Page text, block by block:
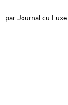
par Journal du Luxe